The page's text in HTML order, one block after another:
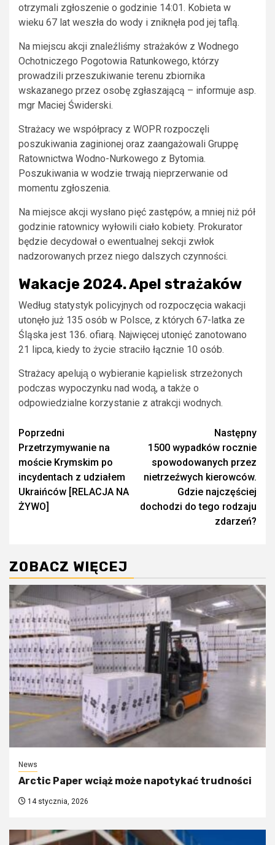
otrzymali zgłoszenie o godzinie 14:01. Kobieta w
wieku 67 lat weszła do wody i zniknęła pod jej taflą.
Na miejscu akcji znaleźliśmy strażaków z Wodnego
Ochotniczego Pogotowia Ratunkowego, którzy
prowadzili przeszukiwanie terenu zbiornika
wskazanego przez osobę zgłaszającą – informuje asp.
mgr Maciej Świderski.
Strażacy we współpracy z WOPR rozpoczęli
poszukiwania zaginionej oraz zaangażowali Gruppę
Ratownictwa Wodno-Nurkowego z Bytomia.
Poszukiwania w wodzie trwają nieprzerwanie od
momentu zgłoszenia.
Na miejsce akcji wysłano pięć zastępów, a mniej niż pół
godzinie ratownicy wyłowili ciało kobiety. Prokurator
będzie decydował o ewentualnej sekcji zwłok
nadzorowanych przez niego dalszych czynności.
Wakacje 2024. Apel strażaków
Według statystyk policyjnych od rozpoczęcia wakacji
utonęło już 135 osób w Polsce, z których 67-latka ze
Śląska jest 136. ofiarą. Najwięcej utonięć zanotowano
21 lipca, kiedy to życie straciło łącznie 10 osób.
Strażacy apelują o wybieranie kąpielisk strzeżonych
podczas wypoczynku nad wodą, a także o
odpowiedzialne korzystanie z atrakcji wodnych.
Zobacz
wpisy
Poprzedni
Przetrzymywanie na
moście Krymskim po
incydentach z udziałem
Ukraińców [RELACJA NA
ŻYWO]
Następny
1500 wypadków rocznie
spowodowanych przez
nietrzeźwych kierowców.
Gdzie najczęściej
dochodzi do tego rodzaju
zdarzeń?
ZOBACZ WIĘCEJ
News
Arctic Paper wciąż może napotykać trudności
14 stycznia, 2026